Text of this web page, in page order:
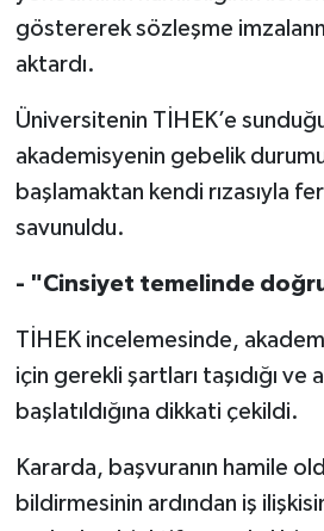
göstererek sözleşme
aktardı.
Üniversitenin TİHEK’e
akademisyenin gebelik
başlamaktan kendi rızasıyla
savunuldu.
- "Cinsiyet temelinde
TİHEK incelemesinde,
için gerekli şartları taşıdığı ve
başlatıldığına dikkati çekildi.
Kararda, başvuranın hamile
bildirmesinin ardından iş